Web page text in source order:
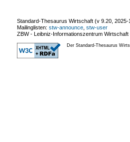
Standard-Thesaurus Wirtschaft (v 9.20 2025-
Mailinglisten: stw-announce stw-user
ZBW - Leibniz-Informationszentrum Wirtschaft
Der Standard-Thesaurus